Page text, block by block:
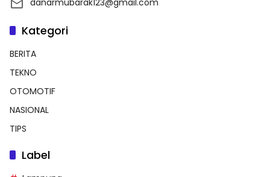
danarmubarak123@gmail.com
Kategori
BERITA
TEKNO
OTOMOTIF
NASIONAL
TIPS
Label